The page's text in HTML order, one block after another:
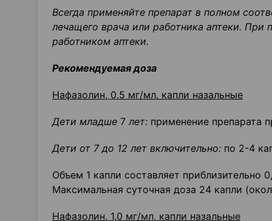
Всегда применяйте препарат в полном
лечащего врача или работника аптеки.
работником аптеки.
Рекомендуемая доза
Нафазолин, 0.5 мг/мл. капли назальные
Дети младше 7лет: применение препарата
Дети от 7 до 12 лет включительно: по 2-4
Объем 1 капли составляет приблизительно
Максимальная суточная доза 24 капли
Нафазолин, 1,0 мг/мл, капли назальные